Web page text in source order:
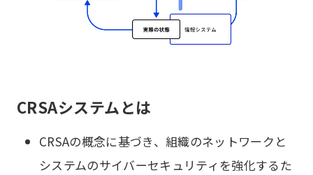
CRSAシステムとは
CRSAの概念に基づき、組織のネットワークと
システムのサイバーセキュリティを強化するた